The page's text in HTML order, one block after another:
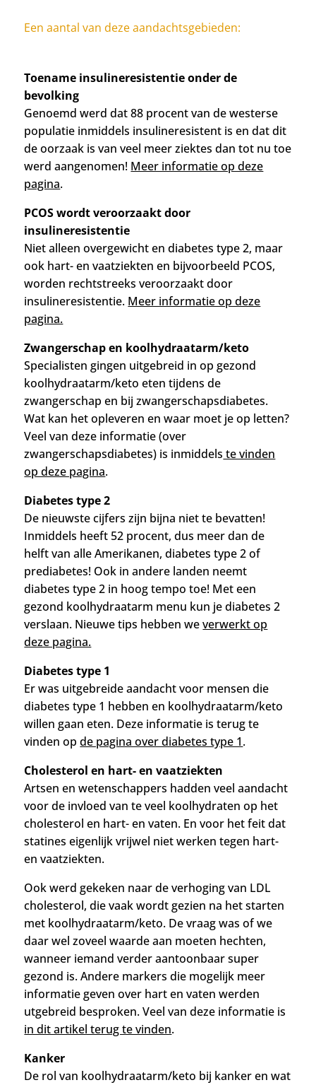
Een aantal van deze aandachtsgebieden:
Toename insulineresistentie onder de
bevolking
Genoemd werd dat 88 procent van de westerse
populatie inmiddels insulineresistent is en dat dit
de oorzaak is van veel meer ziektes dan tot nu toe
werd aangenomen! Meer informatie op deze
pagina.
PCOS wordt veroorzaakt door
insulineresistentie
Niet alleen overgewicht en diabetes type 2, maar
ook hart- en vaatziekten en bijvoorbeeld PCOS,
worden rechtstreeks veroorzaakt door
insulineresistentie. Meer informatie op deze
pagina.
Zwangerschap en koolhydraatarm/keto
Specialisten gingen uitgebreid in op gezond
koolhydraatarm/keto eten tijdens de
zwangerschap en bij zwangerschapsdiabetes.
Wat kan het opleveren en waar moet je op letten?
Veel van deze informatie (over
zwangerschapsdiabetes) is inmiddels te vinden
op deze pagina.
Diabetes type 2
De nieuwste cijfers zijn bijna niet te bevatten!
Inmiddels heeft 52 procent, dus meer dan de
helft van alle Amerikanen, diabetes type 2 of
prediabetes! Ook in andere landen neemt
diabetes type 2 in hoog tempo toe! Met een
gezond koolhydraatarm menu kun je diabetes 2
verslaan. Nieuwe tips hebben weverwerkt op
deze pagina.
Diabetes type 1
Er was uitgebreide aandacht voor mensen die
diabetes type 1 hebben en koolhydraatarm/keto
willen gaan eten. Deze informatie is terug te
vinden opde pagina over diabetes type 1.
Cholesterol en hart- en vaatziekten
Artsen en wetenschappers hadden veel aandacht
voor de invloed van te veel koolhydraten op het
cholesterol en hart- en vaten. En voor het feit dat
statines eigenlijk vrijwel niet werken tegen hart-
en vaatziekten.
Ook werd gekeken naar deverhoging van LDL
cholesterol, die vaak wordt gezien na het starten
met koolhydraatarm/keto. De vraag was of we
daar wel zoveel waarde aan moeten hechten,
wanneer iemand verder aantoonbaar super
gezond is. Andere markers die mogelijk meer
informatie geven over hart en vaten werden
utgebreid besproken.Veel van deze informatie is
in dit artikel terug te vinden.
Kanker
De rol van koolhydraatarm/keto bij kanker en wat